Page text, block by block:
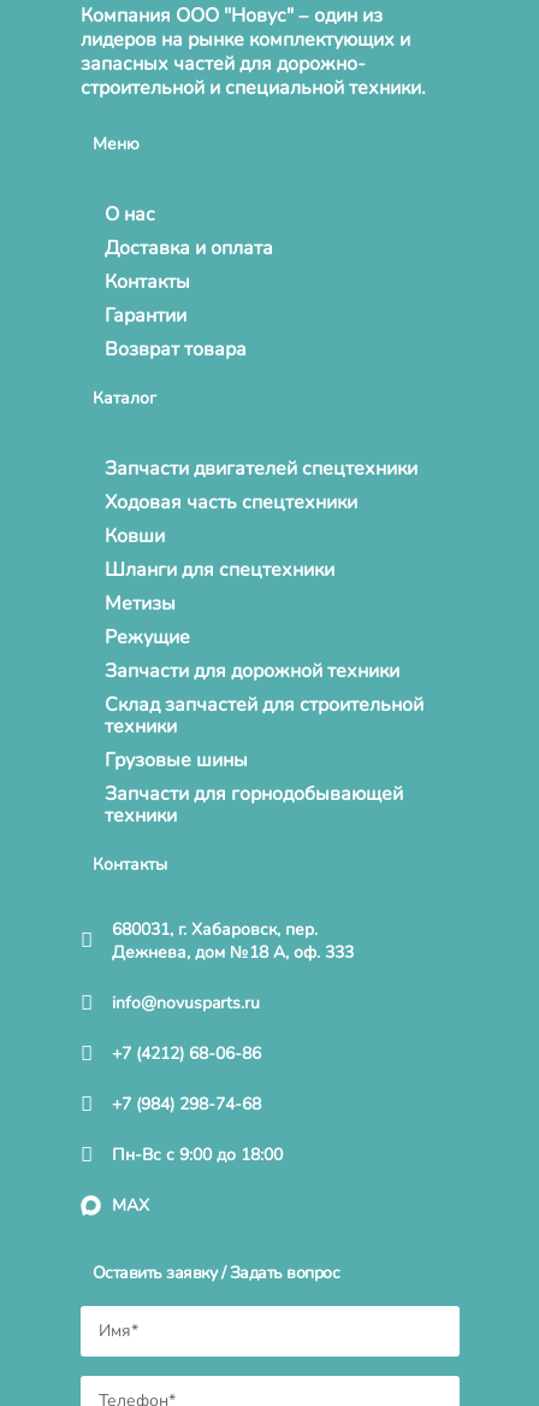
Компания ООО "Новус" – один из
лидеров на рынке комплектующих и
запасных частей для дорожно-
строительной и специальной техники.
Меню
О нас
Доставка и оплата
Контакты
Гарантии
Возврат товара
Каталог
Запчасти двигателей спецтехники
Ходовая часть спецтехники
Ковши
Шланги для спецтехники
Метизы
Режущие
Запчасти для дорожной техники
Склад запчастей для строительной
техники
Грузовые шины
Запчасти для горнодобывающей
техники
Контакты
680031, г. Хабаровск, пер.
Дежнева, дом №18 А, оф. 333
info@novusparts.ru
+7 (4212) 68-06-86
+7 (984) 298-74-68
Пн-Вс с 9:00 до 18:00
MAX
Оставить заявку / Задать вопрос